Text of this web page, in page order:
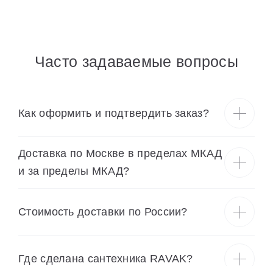
Часто задаваемые вопросы
Как оформить и подтвердить заказ?
Доставка по Москве в пределах МКАД
и за пределы МКАД?
Cтоимость доставки по России?
Где сделана сантехника RAVAK?